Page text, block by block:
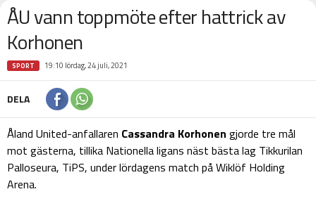
ÅU vann toppmöte efter hattrick av
Korhonen
SPORT 19:10 lördag, 24 juli, 2021
DELA
Åland United-anfallaren Cassandra Korhonen gjorde tre mål
mot gästerna, tillika Nationella ligans näst bästa lag Tikkurilan
Palloseura, TiPS, under lördagens match på Wiklöf Holding
Arena.